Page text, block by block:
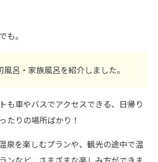
も。
呂・家族風呂を紹介しました。
も車やバスでアクセスできる、日帰り
たりの場所ばかり！
泉を楽しむプランや、観光の途中で温